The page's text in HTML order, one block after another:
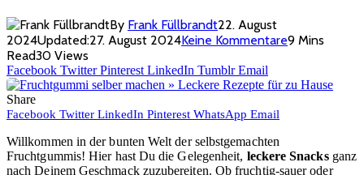
By Frank Füllbrandt22. August
2024Updated:27. August 2024Keine Kommentare9 Mins
Read30 Views
Facebook Twitter Pinterest LinkedIn Tumblr Email
Share
Facebook Twitter LinkedIn Pinterest WhatsApp Email
Willkommen in der bunten Welt der selbstgemachten
Fruchtgummis! Hier hast Du die Gelegenheit, leckere Snacksganz
nach Deinem Geschmack zuzubereiten. Ob fruchtig-sauer oder